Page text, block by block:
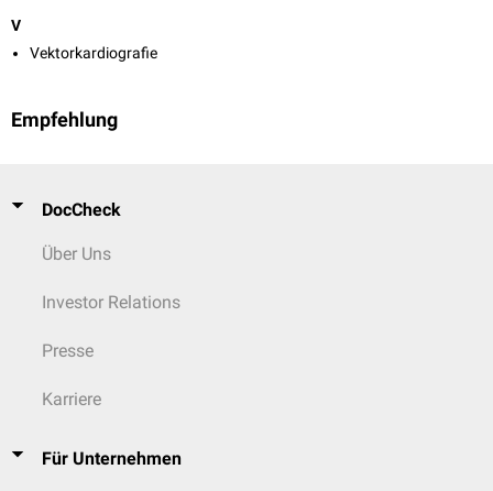
V
Vektorkardiografie
Empfehlung
DocCheck
Über Uns
Investor Relations
Presse
Karriere
Für Unternehmen